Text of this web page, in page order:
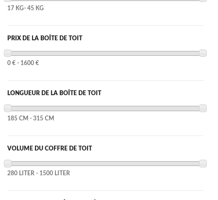
17 KG- 45 KG
PRIX DE LA BOÎTE DE TOIT
0 € - 1600 €
LONGUEUR DE LA BOÎTE DE TOIT
185 CM - 315 CM
VOLUME DU COFFRE DE TOIT
280 LITER - 1500 LITER